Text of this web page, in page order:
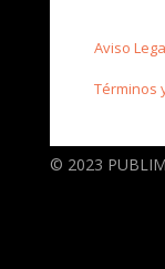
Aviso
Términos
© 2023